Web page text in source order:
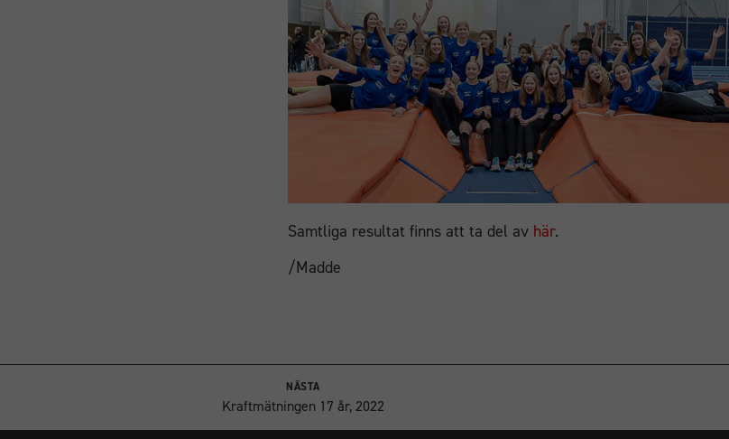
Samtliga resultat finns att ta del av här.
/Madde
NÄSTA
Kraftmätningen 17 år, 2022
bort. De
hemsidan